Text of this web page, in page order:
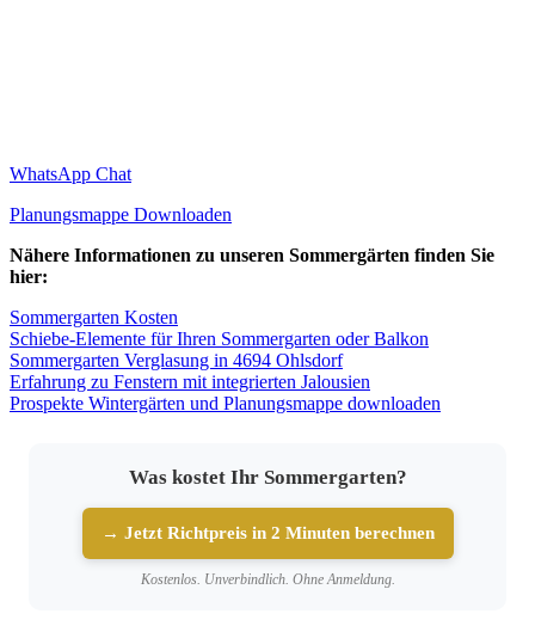
WhatsApp Chat
Planungsmappe Downloaden
Nähere Informationen zu unseren Sommergärten finden Sie
hier:
Sommergarten Kosten
Schiebe-Elemente für Ihren Sommergarten oder Balkon
Sommergarten Verglasung in 4694 Ohlsdorf
Erfahrung zu Fenstern mit integrierten Jalousien
Prospekte Wintergärten und Planungsmappe downloaden
Was kostet Ihr Sommergarten?
→ Jetzt Richtpreis in 2 Minuten berechnen
Kostenlos. Unverbindlich. Ohne Anmeldung.